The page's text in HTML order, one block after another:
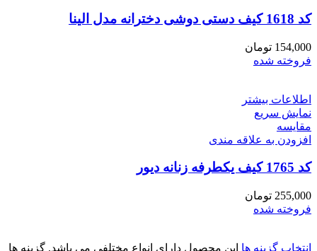
کد 1618 کیف دستی دوشی دخترانه مدل الینا
154,000 تومان
فروخته شده
اطلاعات بیشتر
نمایش سریع
مقايسه
افزودن به علاقه مندی
کد 1765 کیف یکطرفه زنانه دیور
255,000 تومان
فروخته شده
انتخاب گزینه ها این محصول دارای انواع مختلفی می باشد. گزینه ها